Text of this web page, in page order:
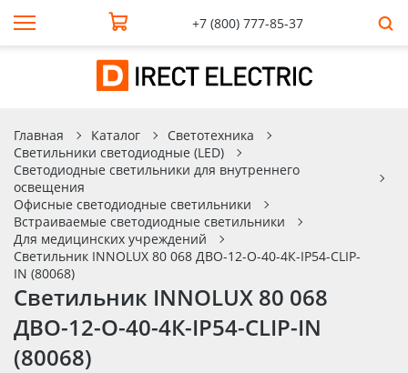
+7 (800) 777-85-37
Главная Каталог
Светотехника
Светильники светодиодные (LED)
Светодиодные светильники для внутреннего
освещения
Офисные светодиодные светильники
Встраиваемые светодиодные светильники
Для медицинских учреждений
Светильник INNOLUX 80 068 ДВО-12-О-40-4К-IP54-CLIP-
IN (80068)
Светильник INNOLUX 80 068
ДВО-12-О-40-4К-IP54-CLIP-IN
(80068)